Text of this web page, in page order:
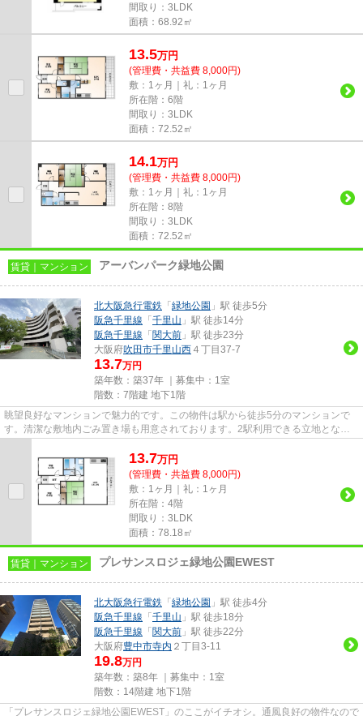
間取り：3LDK
面積：68.92㎡
13.5万円
(管理費・共益費 8,000円)
敷：1ヶ月｜礼：1ヶ月
所在階：6階
間取り：3LDK
面積：72.52㎡
14.1万円
(管理費・共益費 8,000円)
敷：1ヶ月｜礼：1ヶ月
所在階：8階
間取り：3LDK
面積：72.52㎡
賃貸｜マンション アーバンパーク緑地公園
北大阪急行電鉄 「 緑地公園 」駅 徒歩5分
阪急千里線 「 千里山 」駅 徒歩14分
阪急千里線 「 関大前 」駅 徒歩23分
大阪府吹田市千里山西 ４丁目37-7
13.7万円
築年数：築37年 ｜募集中： 1室
階数：7階建 地下1階
眺望良好なマンションで魅力的です。この物件は駅から徒歩5分のマンションで
す。清潔な敷地内ごみ置き場も用意されております。2駅利用できる立地となっ
13.7万円
(管理費・共益費 8,000円)
敷：1ヶ月｜礼：1ヶ月
所在階：4階
間取り：3LDK
面積：78.18㎡
賃貸｜マンション プレサンスロジェ緑地公園EWEST
北大阪急行電鉄 「 緑地公園 」駅 徒歩4分
阪急千里線 「 千里山 」駅 徒歩18分
阪急千里線 「 関大前 」駅 徒歩22分
大阪府豊中市寺内 ２丁目3-11
19.8万円
築年数：築8年 ｜募集中： 1室
階数：14階建 地下1階
「プレサンスロジェ緑地公園EWEST」のここがイチオシ。通風良好の物件なので